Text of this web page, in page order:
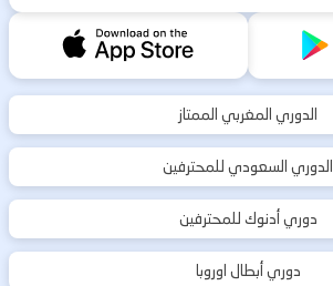
الدوري المغربي الممتاز
الدوري السعودي للمحترفين
دوري أدنوك للمحترفين
دوري أبطال اوروبا